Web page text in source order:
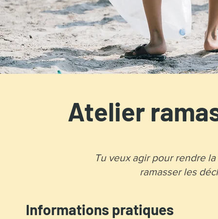
Atelier
Tu veux agir pour rendre
ramasser les
Informations pratiques